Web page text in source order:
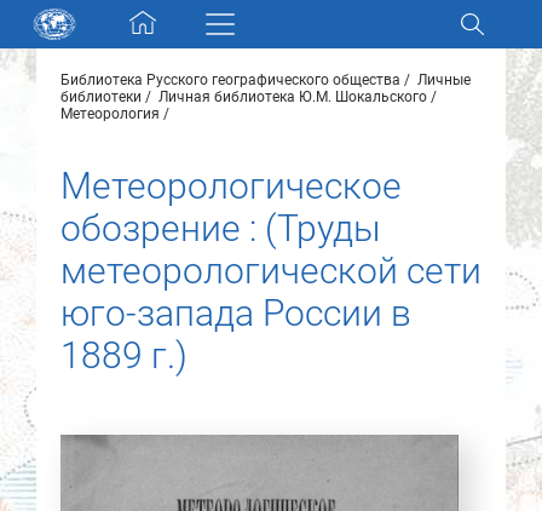
Skip navigation
Разделы и коллекции
Новости
О нас
Контакты
Партнеры
Найти
Библиотека Русского географического общества
Личные
библиотеки
Личная библиотека Ю.М. Шокальского
Метеорология
Метеорологическое
обозрение : (Труды
метеорологической сети
юго-запада России в
1889 г.)